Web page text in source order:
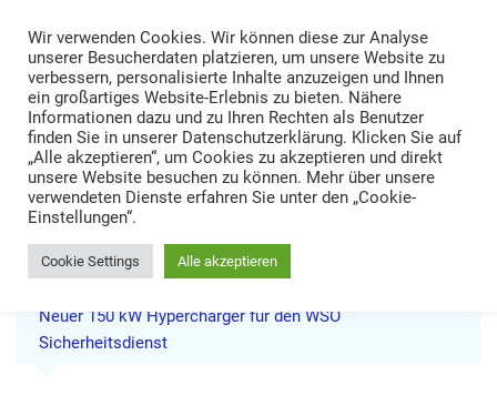
content
TRANS LOGISTIK NEWS
Technik • Kompetenz • Management
Neuer 150 kW Hypercharger für den WSO
Sicherheitsdienst
Wir verwenden Cookies. Wir können diese zur Analyse
unserer Besucherdaten platzieren, um unsere Website zu
verbessern, personalisierte Inhalte anzuzeigen und Ihnen
ein großartiges Website-Erlebnis zu bieten. Nähere
Informationen dazu und zu Ihren Rechten als Benutzer
finden Sie in unserer Datenschutzerklärung. Klicken Sie auf
„Alle akzeptieren“, um Cookies zu akzeptieren und direkt
unsere Website besuchen zu können. Mehr über unsere
verwendeten Dienste erfahren Sie unter den „Cookie-
Einstellungen“.
Cookie Settings Alle akzeptieren